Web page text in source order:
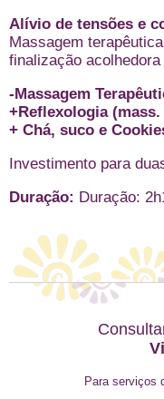
Alívio de tensões e
Massagem
finalização
-Massagem
+Reflexologia
+ Chá, suco e
Investimento para
Duração: Duração:
Para serviços